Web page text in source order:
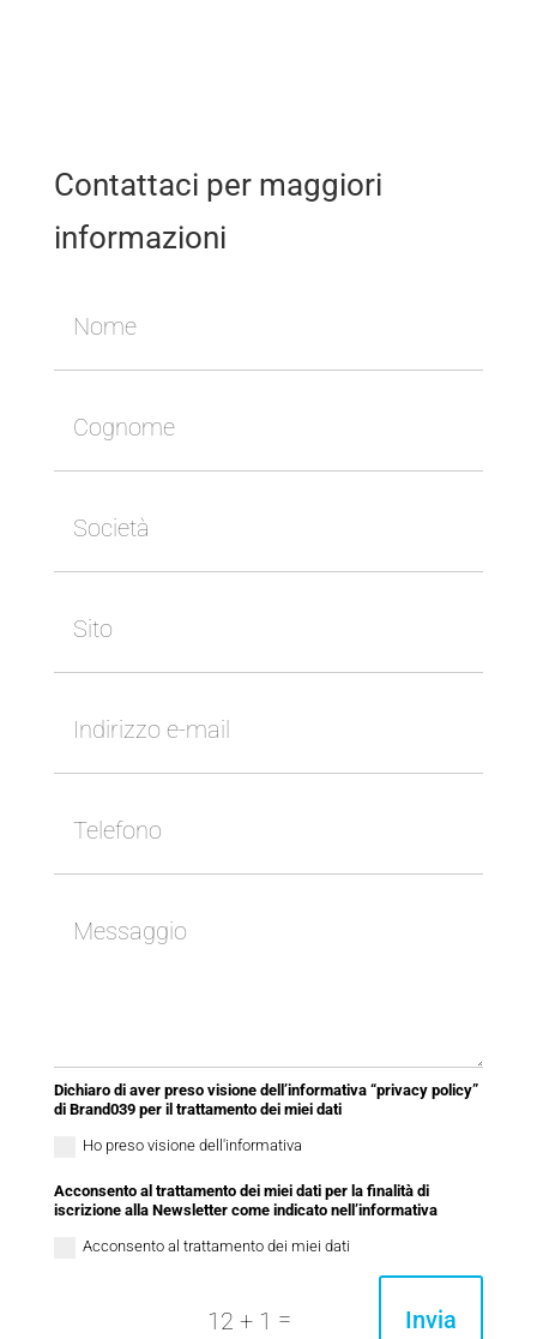
Contattaci per maggiori
informazioni
Dichiaro di aver preso visione dell’informativa “privacy policy”
di Brand039 per il trattamento dei miei dati
Ho preso visione dell'informativa
Acconsento al trattamento dei miei dati per la finalità di
iscrizione alla Newsletter come indicato nell’informativa
Acconsento al trattamento dei miei dati
12 + 1 = Invia